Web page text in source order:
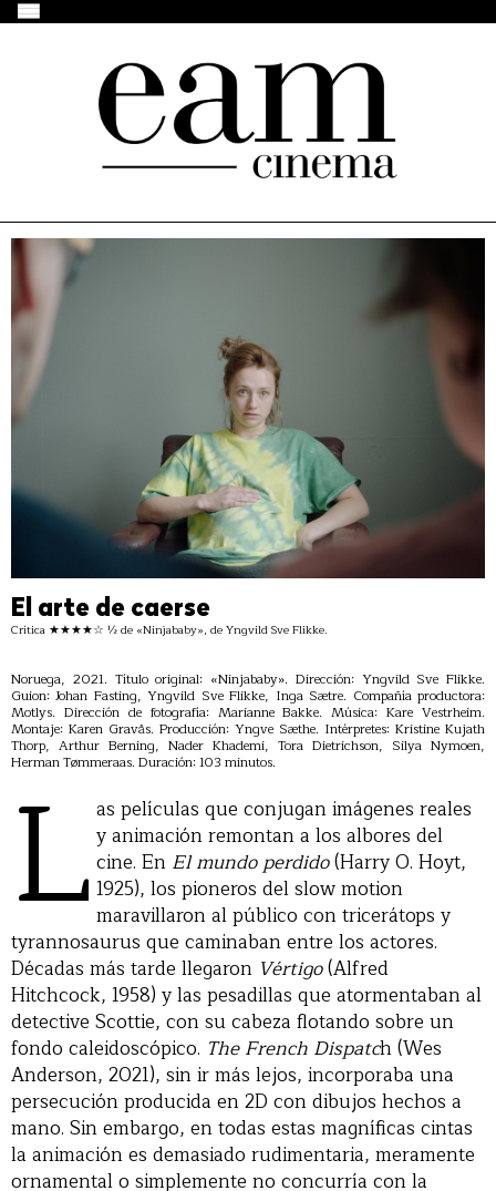
El arte de caerse
Crítica ★★★★☆ ½ de «Ninjababy», de Yngvild Sve Flikke.
Noruega, 2021. Título original: «Ninjababy». Dirección: Yngvild Sve Flikke.
Guion: Johan Fasting, Yngvild Sve Flikke, Inga Sætre. Compañía productora:
Motlys. Dirección de fotografía: Marianne Bakke. Música: Kare Vestrheim.
Montaje: Karen Gravås. Producción: Yngve Sæthe. Intérpretes: Kristine Kujath
Thorp, Arthur Berning, Nader Khademi, Tora Dietrichson, Silya Nymoen,
Herman Tømmeraas. Duración: 103 minutos.
L as películas que conjugan imágenes reales
y animación remontan a los albores del
cine. En El mundo perdido(Harry O. Hoyt,
1925), los pioneros del slow motion
maravillaron al público con tricerátops y
tyrannosaurus que caminaban entre los actores.
Décadas más tarde llegaron Vértigo(Alfred
Hitchcock, 1958) y las pesadillas que atormentaban al
detective Scottie, con su cabeza flotando sobre un
fondo caleidoscópico. The French Dispatch (Wes
Anderson, 2021), sin ir más lejos, incorporaba una
persecución producida en 2D con dibujos hechos a
mano. Sin embargo, en todas estas magníficas cintas
la animación es demasiado rudimentaria, meramente
ornamental o simplemente no concurría con la